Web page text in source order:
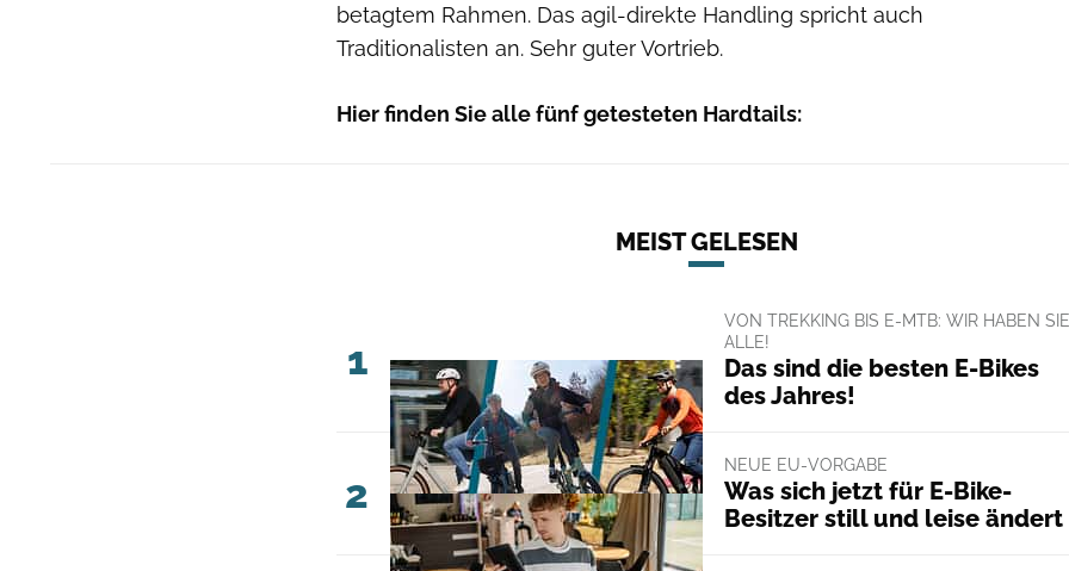
betagtem Rahmen. Das agil-direkte Handling spricht auch
Traditionalisten an. Sehr guter Vortrieb.
Hier finden Sie alle fünf getesteten Hardtails:
MEIST GELESEN
1
VON TREKKING BIS E-MTB: WIR HABEN SIE
ALLE!
Das sind die besten E-Bikes
des Jahres!
2
NEUE EU-VORGABE
Was sich jetzt für E-Bike-
Besitzer still und leise ändert